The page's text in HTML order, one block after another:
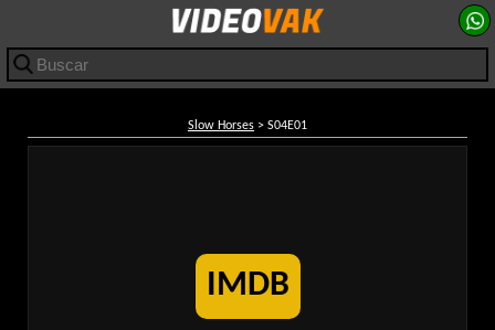
Slow Horses > S04E01
IMDB